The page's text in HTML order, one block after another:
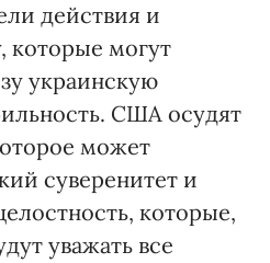
действия и
которые могут
украинскую
США осудят
может
суверенитет и
которые,
уважать все